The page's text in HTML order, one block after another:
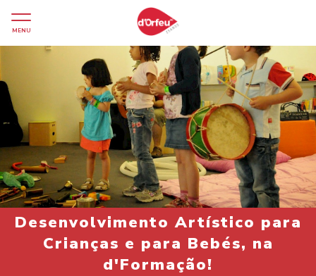
MENU
Desenvolvimento Artístico para
Crianças e para Bebés, na
d'Formação!